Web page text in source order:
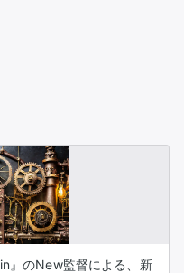
』のNew監督による、新